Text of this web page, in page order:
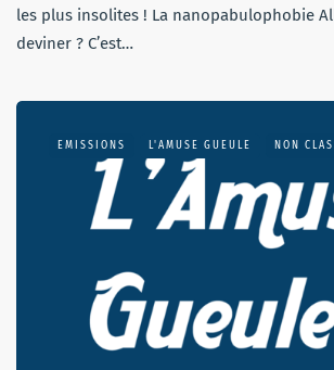
les plus insolites ! La nanopabulophobie
deviner ? C’est…
EMISSIONS L'AMUSE GUEULE NON